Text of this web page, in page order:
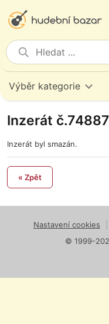
Výběr kategorie
Inzerát
Inzerát byl smazán.
« Zpět
Nastavení cookies
© 1999-